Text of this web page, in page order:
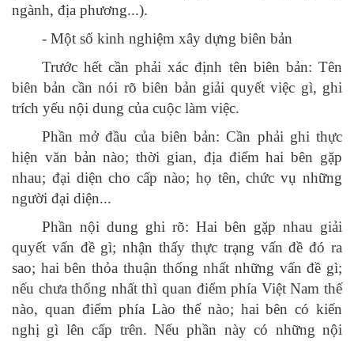
ngành, địa phương...).
- Một số kinh nghiệm xây dựng biên bản
Trước hết cần phải xác định tên biên bản: Tên
biên bản cần nói rõ biên bản giải quyết việc gì, ghi
trích yếu nội dung của cuộc làm việc.
Phần mở đầu của biên bản: Cần phải ghi thực
hiện văn bản nào; thời gian, địa điểm hai bên gặp
nhau; đại diện cho cấp nào; họ tên, chức vụ những
người đại diện...
Phần nội dung ghi rõ: Hai bên gặp nhau giải
quyết vấn đề gì; nhận thấy thực trạng vấn đề đó ra
sao; hai bên thỏa thuận thống nhất những vấn đề gì;
nếu chưa thống nhất thì quan điểm phía Việt Nam thế
nào, quan điểm phía Lào thế nào; hai bên có kiến
nghị gì lên cấp trên. Nếu phần này có những nội